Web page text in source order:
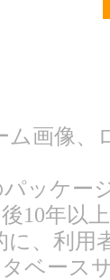
画像、
ッケー
10年以
に、利用
ベース